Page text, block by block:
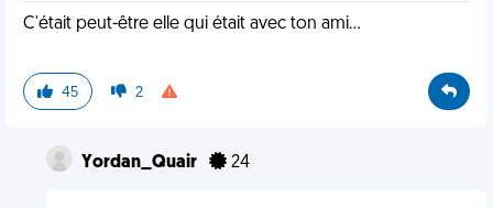
C'était peut-être elle qui était avec ton ami...
45 2
Yordan_Quair 24